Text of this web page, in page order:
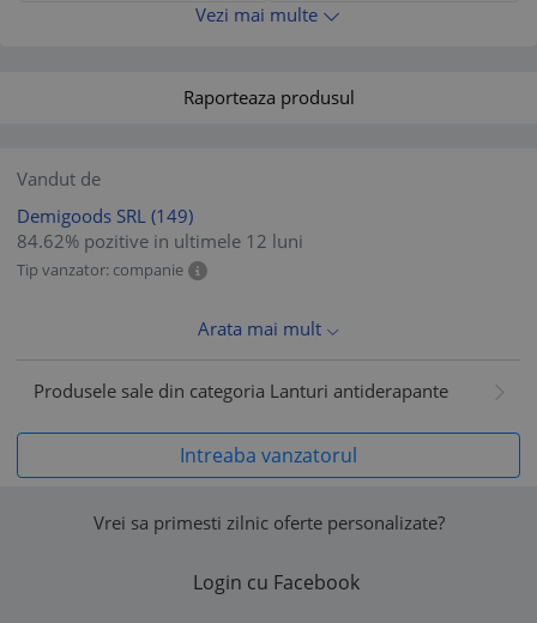
Vezi mai multe
Raporteaza produsul
Vandut de
Demigoods SRL (149)
84.62% pozitive in ultimele 12 luni
Tip vanzator: companie
Arata mai mult
Produsele sale din categoria Lanturi antiderapante
Intreaba vanzatorul
Vrei sa primesti zilnic oferte personalizate?
Login cu Facebook